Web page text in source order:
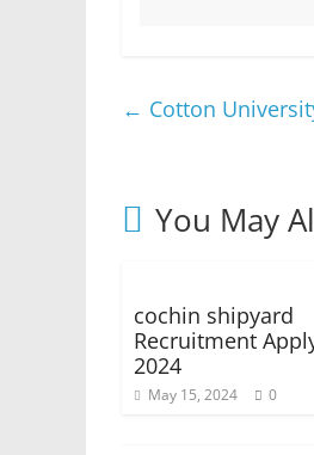
← Cotton
You May
cochin shipyard
Recruitment
2024
May 15, 2024 0